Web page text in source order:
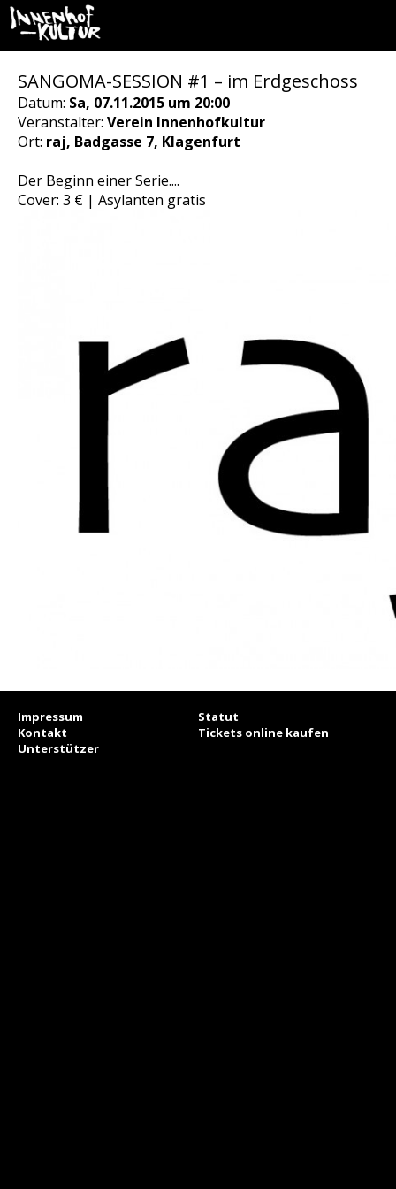
SANGOMA-SESSION #1 – im Erdgeschoss
Datum: Sa, 07.11.2015 um 20:00
Veranstalter: Verein Innenhofkultur
Ort: raj, Badgasse 7, Klagenfurt
Der Beginn einer Serie....
Cover: 3 € | Asylanten gratis
Impressum
Statut
Kontakt
Tickets online kaufen
Unterstützer